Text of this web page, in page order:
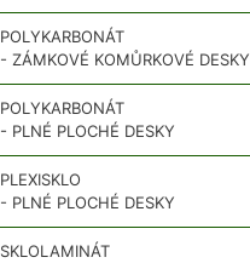
POLYKARBONÁT
- ZÁMKOVÉ KOMŮRKOVÉ DESKY
POLYKARBONÁT
- PLNÉ PLOCHÉ DESKY
PLEXISKLO
- PLNÉ PLOCHÉ DESKY
SKLOLAMINÁT